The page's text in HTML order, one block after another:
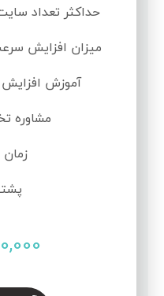
حداکثر تعداد
میزان افزایش
آموزش
مشاوره